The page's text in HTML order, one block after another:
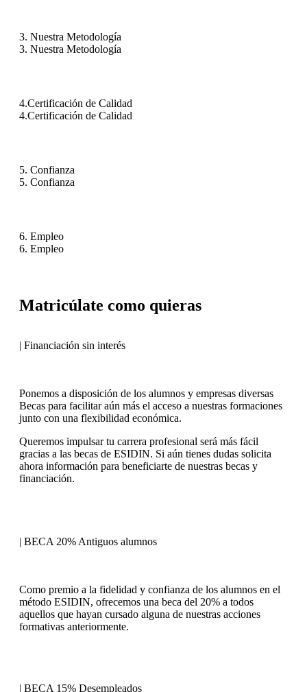
3. Nuestra Metodología
3. Nuestra Metodología
4.Certificación de Calidad
4.Certificación de Calidad
5. Confianza
5. Confianza
6. Empleo
6. Empleo
Matricúlate como quieras
| Financiación sin interés
Ponemos a disposición de los alumnos y empresas diversas
Becas para facilitar aún más el acceso a nuestras formaciones
junto con una flexibilidad económica.
Queremos impulsar tu carrera profesional será más fácil
gracias a las becas de ESIDIN. Si aún tienes dudas solicita
ahora información para beneficiarte de nuestras becas y
financiación.
| BECA 20% Antiguos alumnos
Como premio a la fidelidad y confianza de los alumnos en el
método ESIDIN, ofrecemos una beca del 20% a todos
aquellos que hayan cursado alguna de nuestras acciones
formativas anteriormente.
| BECA 15% Desempleados